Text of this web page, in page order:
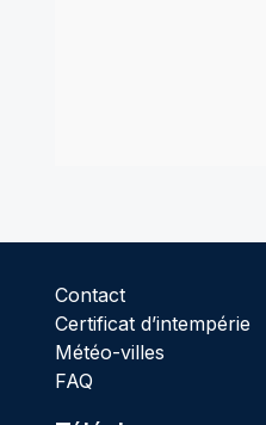
Contact
Certificat d’intempérie
Météo-villes
FAQ